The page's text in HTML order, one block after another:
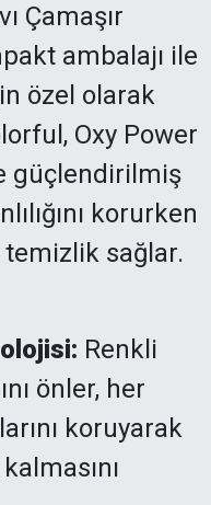
Çamaşır
ambalajı ile
özel olarak
Oxy Power
güçlendirilmiş
korurken
sağlar.
Renkli
önler, her
koruyarak